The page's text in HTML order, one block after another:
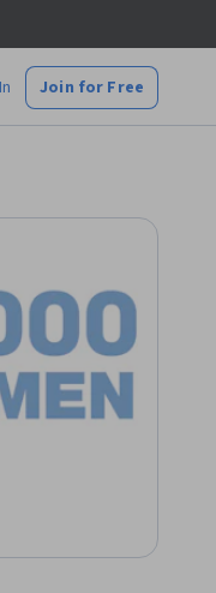
Join for Free